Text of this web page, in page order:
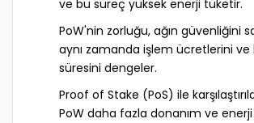
ve bu süreç yüksek enerji tüketir.
PoW'nin zorluğu, ağın güvenliğini
aynı zamanda işlem ücretlerini ve
süresini dengeler.
Proof of Stake (PoS) ile
PoW daha fazla donanım ve